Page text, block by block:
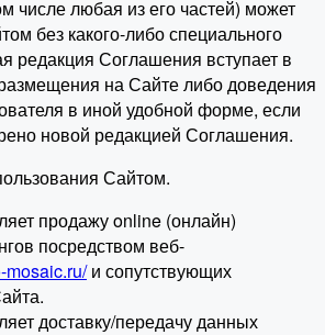
числе любая из его частей) может
без какого-либо специального
редакция Соглашения вступает в
на Сайте либо доведения
в иной удобной форме, если
новой редакцией Соглашения.
Сайтом.
продажу online (онлайн)
посредством веб-
mosaic.ru/и сопутствующих
доставку/передачу данных